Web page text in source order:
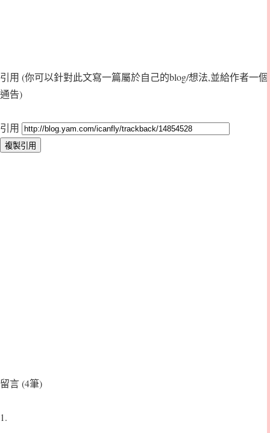
引用 (你可以針對此文寫一篇屬於自己的blog/想法,並給作者一個
通告)
引用
留言 (4筆)
1.